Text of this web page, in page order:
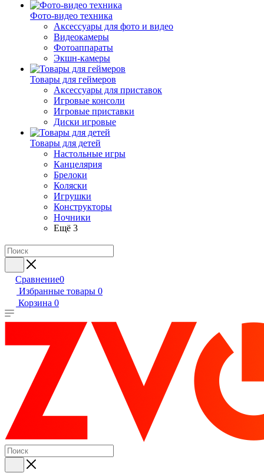
Фото-видео техника
Аксессуары для фото и видео
Видеокамеры
Фотоаппараты
Экшн-камеры
Товары для геймеров
Аксессуары для приставок
Игровые консоли
Игровые приставки
Диски игровые
Товары для детей
Настольные игры
Канцелярия
Брелоки
Коляски
Игрушки
Конструкторы
Ночники
Ещё 3
Сравнение0
Избранные товары 0
Корзина 0